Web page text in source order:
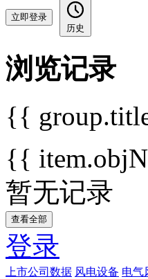
立即登录
历史
浏览记录
{{
{{
暂无记录
查看全部
登录
上市公司数据 风电设备 电气